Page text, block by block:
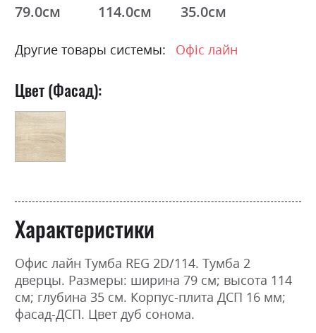
79.0см 114.0см 35.0см
Другие товары системы: Офіс лайн
Цвет (Фасад):
Характеристики
Офис лайн Тумба REG 2D/114. Тумба 2
дверцы. Размеры: ширина 79 см; высота 114
см; глубина 35 см. Корпус-плита ДСП 16 мм;
фасад-ДСП. Цвет дуб сонома.